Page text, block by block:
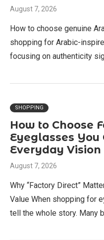
August 7, 2026
How to choose genuine
shopping for Arabic-
focusing on authenticity
SHOPPING
How to Choose
Eyeglasses You
Everyday Vision
August 7, 2026
Why “Factory Direct”
Value When shopping for
tell the whole story. Many